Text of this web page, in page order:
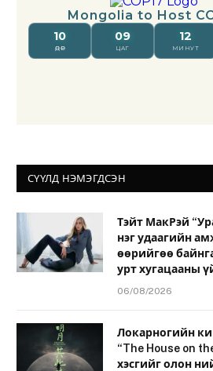
СҮҮЛД НЭМЭГДСЭН
Тэйт МакРэй
нэг удаагийн
өөрийгөө
урт хугацааны
06/08/2026
Локарногийн
“The House on
хэсгийг олон